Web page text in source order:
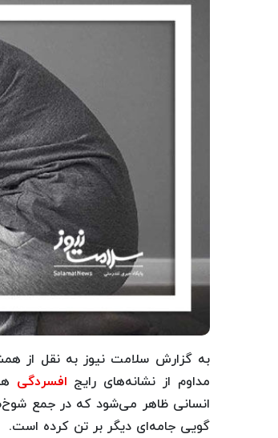
به گزارش سلامت نیوز به نقل از
مداوم از نشانه‌های رایج افسردگی
انسانی ظاهر می‌شود که در جمع
گویی جامه‌ای دیگر بر تن کرده است.